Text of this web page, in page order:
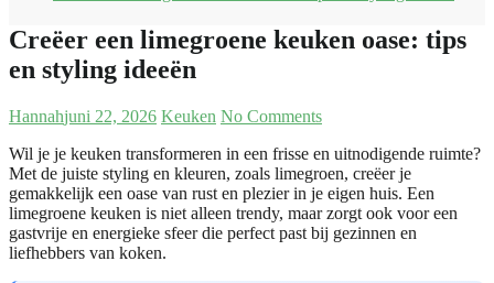
Creëer een limegroene keuken oase: tips
en styling ideeën
Hannahjuni 22, 2026 Keuken No Comments
Wil je je keuken transformeren in een frisse en uitnodigende ruimte?
Met de juiste styling en kleuren, zoals limegroen, creëer je
gemakkelijk een oase van rust en plezier in je eigen huis. Een
limegroene keuken is niet alleen trendy, maar zorgt ook voor een
gastvrije en energieke sfeer die perfect past bij gezinnen en
liefhebbers van koken.